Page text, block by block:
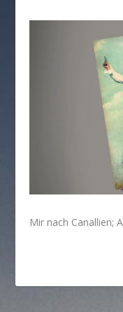
Mir nach Canallien;